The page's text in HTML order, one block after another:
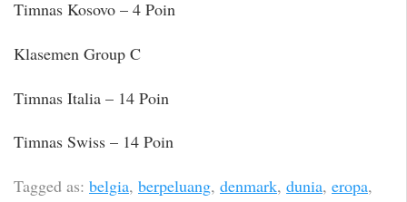
Timnas Kosovo – 4 Poin
Klasemen Group C
Timnas Italia – 14 Poin
Timnas Swiss – 14 Poin
Tagged as: belgia, berpeluang, denmark, dunia, eropa,